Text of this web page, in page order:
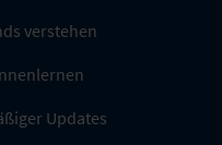
verstehen
Updates